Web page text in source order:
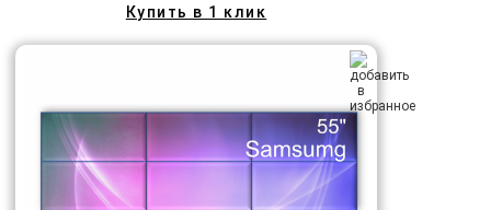
Купить в 1 клик